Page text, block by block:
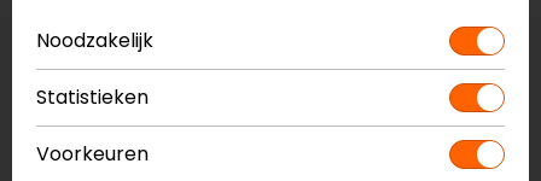
Maat:S
Vestiging Apeldoorn
Gemiddelde voorraad
Noodzakelijk
Statistieken
Voorkeuren